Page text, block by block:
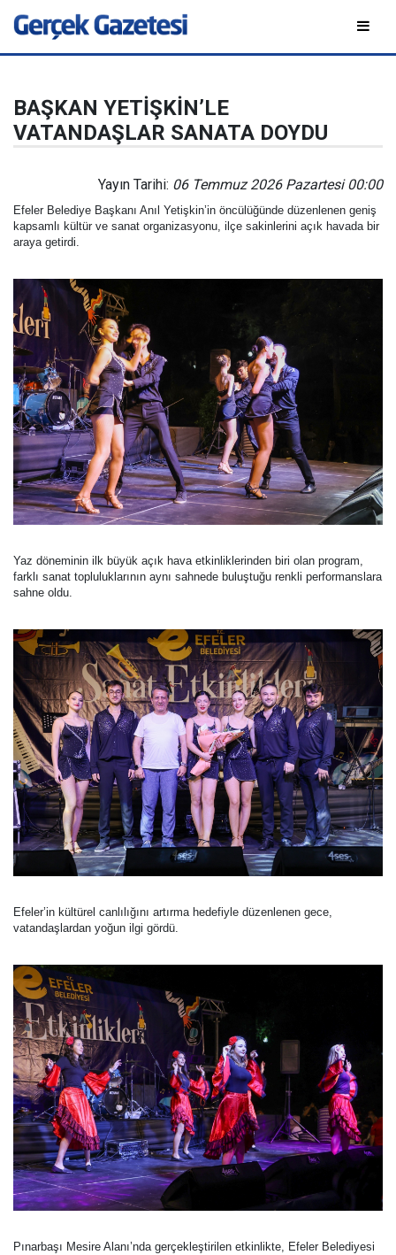
BAŞKAN YETİŞKİN’LE
VATANDAŞLAR SANATA DOYDU
Yayın Tarihi: 06 Temmuz 2026 Pazartesi 00:00
Efeler Belediye Başkanı Anıl Yetişkin’in öncülüğünde düzenlenen geniş
kapsamlı kültür ve sanat organizasyonu, ilçe sakinlerini açık havada bir
araya getirdi.
Yaz döneminin ilk büyük açık hava etkinliklerinden biri olan program,
farklı sanat topluluklarının aynı sahnede buluştuğu renkli performanslara
sahne oldu.
Efeler’in kültürel canlılığını artırma hedefiyle düzenlenen gece,
vatandaşlardan yoğun ilgi gördü.
Pınarbaşı Mesire Alanı’nda gerçekleştirilen etkinlikte, Efeler Belediyesi